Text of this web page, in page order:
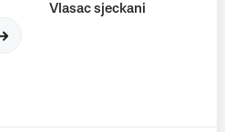
Vlasac sjeckani